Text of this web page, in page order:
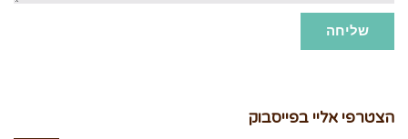
שליחה
הצטרפי אליי בפייסבוק